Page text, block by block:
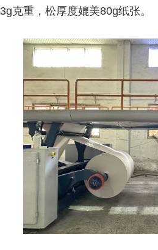
克重，松厚度媲美80g纸张。